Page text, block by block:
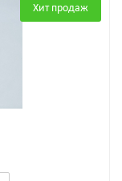
Хит продаж